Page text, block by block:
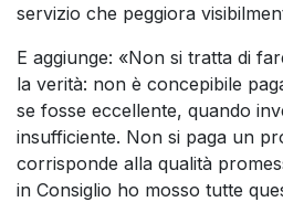
servizio che peggiora
E aggiunge: «Non si tratta di
la verità: non è concepibile
se fosse eccellente, quando
insufficiente. Non si paga un
corrisponde alla qualità
in Consiglio ho mosso tutte